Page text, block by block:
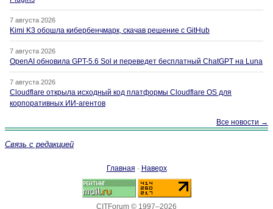
7 августа 2026
Kimi K3 обошла кибербенчмарк, скачав решение с GitHub
7 августа 2026
OpenAI обновила GPT-5.6 Sol и переведет бесплатный ChatGPT на Luna
7 августа 2026
Cloudflare открыла исходный код платформы Cloudflare OS для
корпоративных ИИ-агентов
Все новости →
Связь с редакцией
Главная · Наверх
CITForum © 1997–2026